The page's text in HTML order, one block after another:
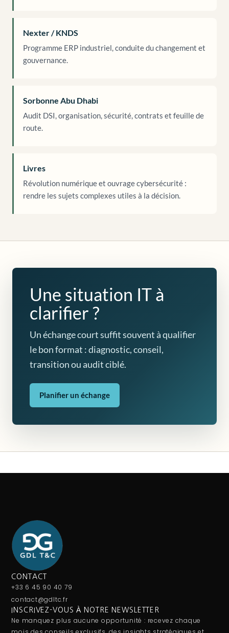
Nexter / KNDS
Programme ERP industriel, conduite du changement et
gouvernance.
Sorbonne Abu Dhabi
Audit DSI, organisation, sécurité, contrats et feuille de
route.
Livres
Révolution numérique et ouvrage cybersécurité :
rendre les sujets complexes utiles à la décision.
Une situation IT à
clarifier ?
Un échange court suffit souvent à qualifier
le bon format : diagnostic, conseil,
transition ou audit ciblé.
Planifier un échange
CONTACT
+33 6 45 90 40 79
contact@gdltc.fr
INSCRIVEZ-VOUS À NOTRE NEWSLETTER
Ne manquez plus aucune opportunité : recevez chaque